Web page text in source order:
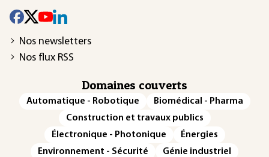
Nos newsletters
Nos flux RSS
Domaines couverts
Automatique - Robotique
Biomédical - Pharma
Construction et travaux publics
Électronique - Photonique
Énergies
Environnement - Sécurité
Génie industriel